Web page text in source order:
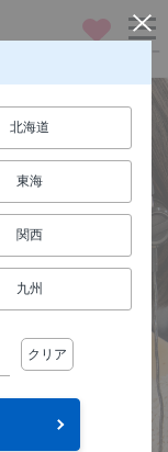
北海道
東海
関西
九州
クリア